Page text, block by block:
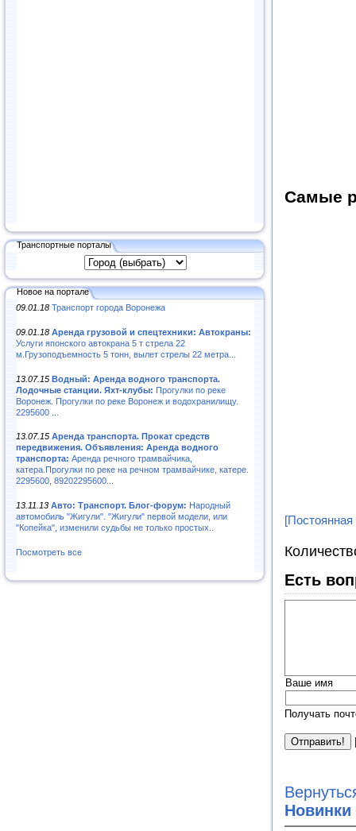
Транспортные порталы
Новое на портале
09.01.18 Транспорт города Воронежа
09.01.18 Аренда грузовой и спецтехники: Автокраны:
Услуги японского автокрана 5 т стрела 22
м.Грузоподъемность 5 тонн, вылет стрелы 22 метра...
13.07.15 Водный: Аренда водного транспорта.
Лодочные станции. Яхт-клубы: Прогулки по реке
Воронеж. Прогулки по реке Воронеж и водохранилищу.
2295600 ...
13.07.15 Аренда транспорта. Прокат средств
передвижения. Объявления: Аренда водного
транспорта: Аренда речного трамвайчика,
катера.Прогулки по реке на речном трамвайчике, катере.
2295600, 89202295600...
13.11.13 Авто: Транспорт. Блог-форум: Народный
автомобиль "Жигули". "Жигули" первой модели, или
"Копейка", изменили судьбы не только простых..
Посмотреть все
Самые
Есть
Ваше имя
Получать
Новинки